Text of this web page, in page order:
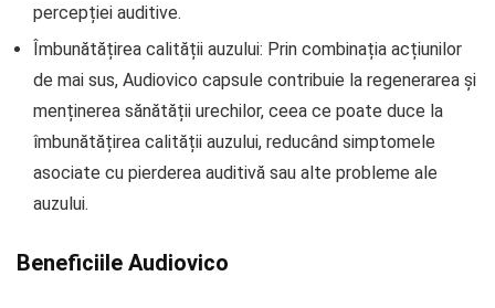
percepției auditive.
Îmbunătățirea calității auzului: Prin combinația acțiunilor
de mai sus, Audiovico capsule contribuie la regenerarea și
menținerea sănătății urechilor, ceea ce poate duce la
îmbunătățirea calității auzului, reducând simptomele
asociate cu pierderea auditivă sau alte probleme ale
auzului.
Beneficiile Audiovico